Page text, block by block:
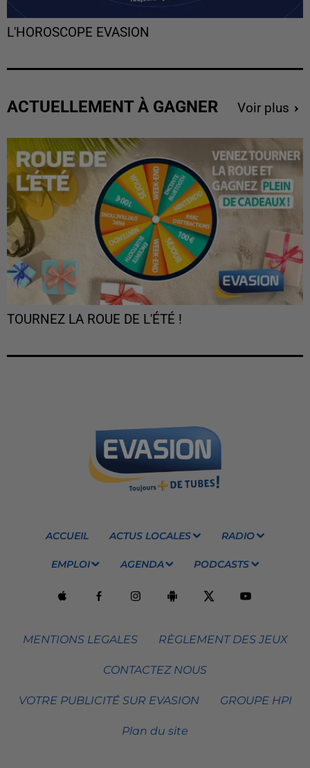
L'HOROSCOPE EVASION
ACTUELLEMENT À GAGNER Voir plus
TOURNEZ LA ROUE DE L'ÉTÉ !
ACCUEIL ACTUS LOCALES RADIO
EMPLOI AGENDA PODCASTS
MENTIONS LEGALES RÈGLEMENT DES JEUX
CONTACTEZ NOUS
VOTRE PUBLICITÉ SUR EVASION GROUPE HPI
Plan du site